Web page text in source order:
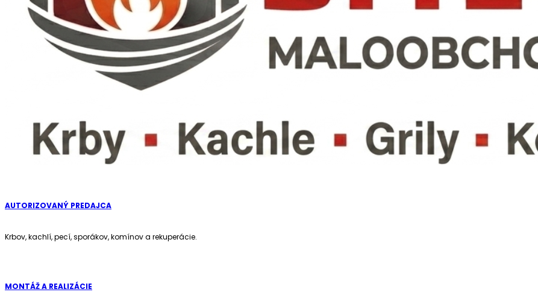
AUTORIZOVANÝ PREDAJCA
Krbov, kachlí, pecí, sporákov, komínov a rekuperácie.
MONTÁŽ A REALIZÁCIE